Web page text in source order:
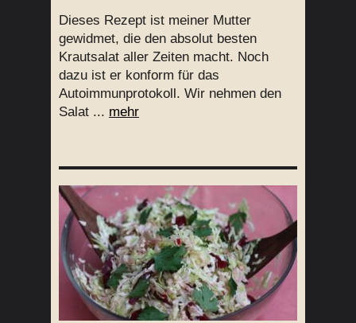
Dieses Rezept ist meiner Mutter
gewidmet, die den absolut besten
Krautsalat aller Zeiten macht. Noch
dazu ist er konform für das
Autoimmunprotokoll. Wir nehmen den
Salat ... mehr